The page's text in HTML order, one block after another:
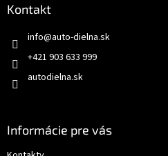
Kontakt
info@auto-dielna.sk
+421 903 633 999
autodielna.sk
Informácie pre vás